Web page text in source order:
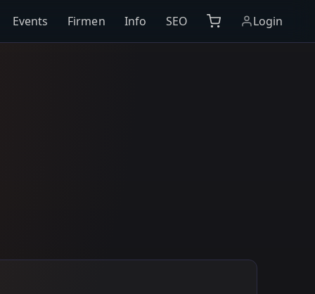
Events Firmen Info SEO Login